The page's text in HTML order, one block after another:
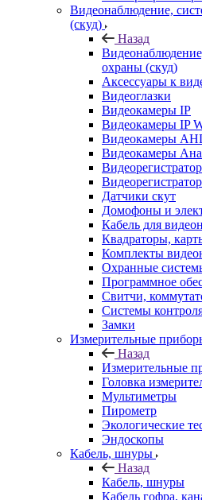
Видеонаблюдение,
(скуд)
Назад
охраны (скуд)
Аксессуары к
Видеоглазки
Видеокамеры IP
Видеокамеры IP
Видеокамеры
Видеокамеры
Датчики скут
Домофоны и
Кабель для
Квадраторы,
Комплекты
Охранные
Программное
Свитчи,
Системы
Замки
Измерительные
Назад
Измерительные
Головка
Мультиметры
Пирометр
Экологические
Эндоскопы
Кабель, шнуры
Назад
Кабель, шнуры
Кабель гофра,